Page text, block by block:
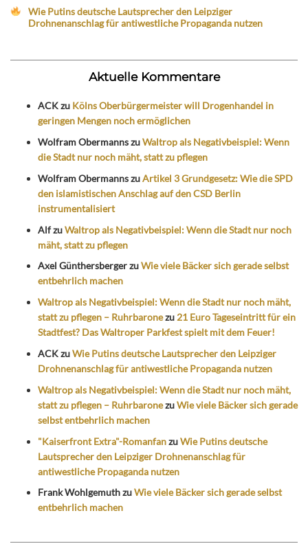
Wie Putins deutsche Lautsprecher den Leipziger
Drohnenanschlag für antiwestliche Propaganda nutzen
Aktuelle Kommentare
ACKzu Kölns Oberbürgermeister will Drogenhandel in
geringen Mengen noch ermöglichen
Wolfram ObermannszuWaltrop als Negativbeispiel: Wenn
die Stadt nur noch mäht, statt zu pflegen
Wolfram ObermannszuArtikel 3 Grundgesetz: Wie die SPD
den islamistischen Anschlag auf den CSD Berlin
instrumentalisiert
AlfzuWaltrop als Negativbeispiel: Wenn die Stadt nur noch
mäht, statt zu pflegen
Axel GünthersbergerzuWie viele Bäcker sich gerade selbst
entbehrlich machen
Waltrop als Negativbeispiel: Wenn die Stadt nur noch mäht,
statt zu pflegen – Ruhrbaronezu 21 Euro Tageseintritt für ein
Stadtfest? Das Waltroper Parkfest spielt mit dem Feuer!
ACKzuWie Putins deutsche Lautsprecher den Leipziger
Drohnenanschlag für antiwestliche Propaganda nutzen
Waltrop als Negativbeispiel: Wenn die Stadt nur noch mäht,
statt zu pflegen – RuhrbaronezuWie viele Bäcker sich gerade
selbst entbehrlich machen
"Kaiserfront Extra"-RomanfanzuWie Putins deutsche
Lautsprecher den Leipziger Drohnenanschlag für
antiwestliche Propaganda nutzen
Frank WohlgemuthzuWie viele Bäcker sich gerade selbst
entbehrlich machen